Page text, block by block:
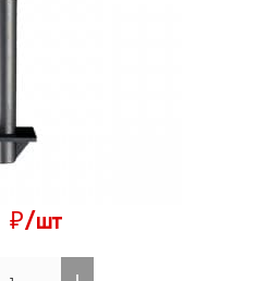
₽/шт